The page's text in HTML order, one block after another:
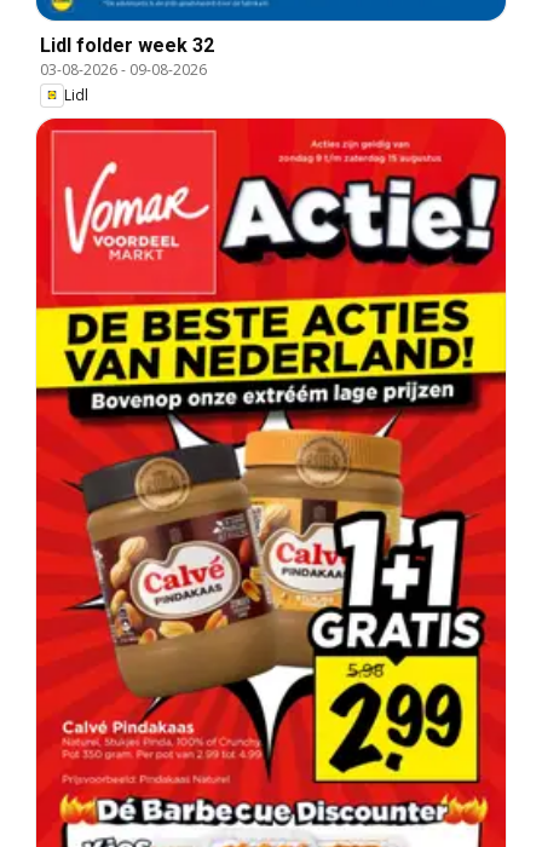
Lidl folder week 32
03-08-2026- 09-08-2026
Lidl